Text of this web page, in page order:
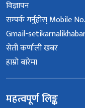
विज्ञापन
सम्पर्क गर्नुहोस् Mobile
Gmail-
सेती कर्णाली खबर
हाम्रो बारेमा
महत्वपूर्ण लिङ्क